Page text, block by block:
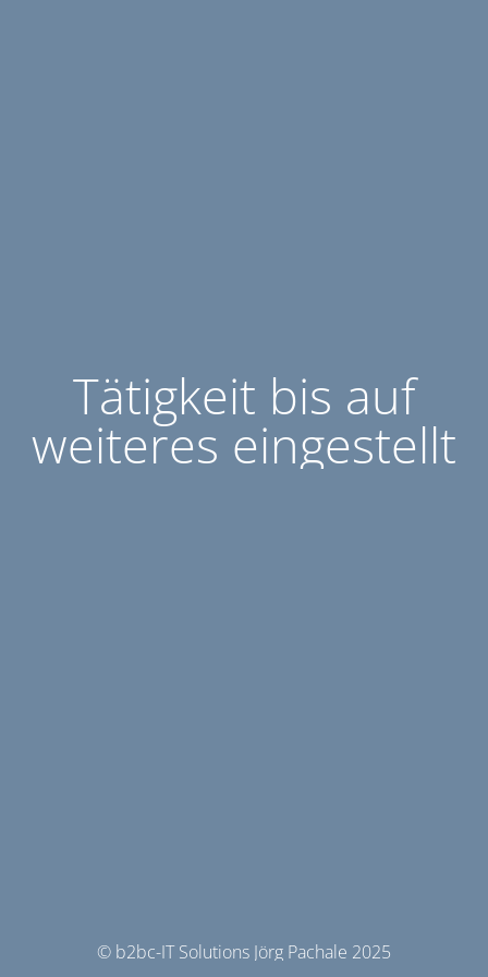
Tätigkeit bis auf
weiteres eingestellt
© b2bc-IT Solutions Jörg Pachale 2025